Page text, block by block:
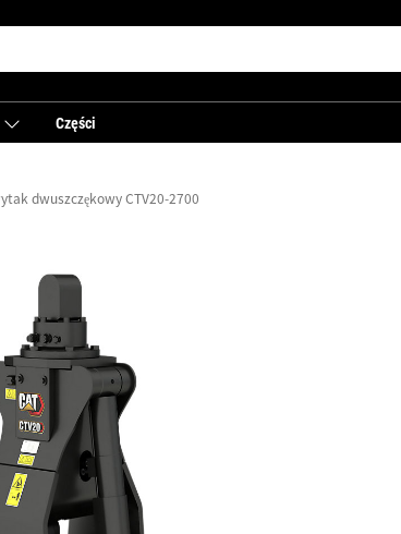
Części
dwuszczękowy CTV20-2700